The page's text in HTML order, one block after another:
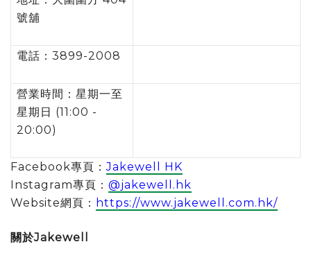
號舖
電話：3899-2008
營業時間：星期一至
星期日 (11:00 -
20:00)
Facebook專頁：Jakewell HK
Instagram專頁： @jakewell.hk
Website網頁： https://www.jakewell.com.hk/
關於Jakewell